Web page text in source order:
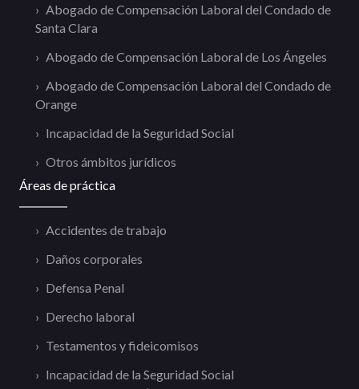
Abogado de Compensación Laboral del Condado de
Santa Clara
Abogado de Compensación Laboral de Los Ángeles
Abogado de Compensación Laboral del Condado de
Orange
Incapacidad de la Seguridad Social
Otros ámbitos jurídicos
Áreas de práctica
Accidentes de trabajo
Daños corporales
Defensa Penal
Derecho laboral
Testamentos y fideicomisos
Incapacidad de la Seguridad Social